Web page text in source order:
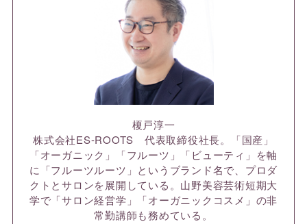
榎戸淳一
株式会社ES-ROOTS 代表取締役社長。「国産」
「オーガニック」「フルーツ」「ビューティ」を軸
に「フルーツルーツ」というブランド名で、プロダ
クトとサロンを展開している。山野美容芸術短期大
学で「サロン経営学」「オーガニックコスメ」の非
常勤講師も務めている。